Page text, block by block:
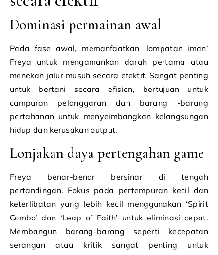
Dominasi permainan awal
Pada fase awal, memanfaatkan ‘lompatan iman’
Freya untuk mengamankan darah pertama atau
menekan jalur musuh secara efektif. Sangat penting
untuk bertani secara efisien, bertujuan untuk
campuran pelanggaran dan barang -barang
pertahanan untuk menyeimbangkan kelangsungan
hidup dan kerusakan output.
Lonjakan daya pertengahan game
Freya benar-benar bersinar di tengah
pertandingan. Fokus pada pertempuran kecil dan
keterlibatan yang lebih kecil menggunakan ‘Spirit
Combo’ dan ‘Leap of Faith’ untuk eliminasi cepat.
Membangun barang-barang seperti kecepatan
serangan atau kritik sangat penting untuk